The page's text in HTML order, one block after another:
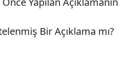
Bir Açıklama mı?